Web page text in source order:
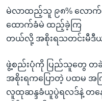
ပင်မ
စာမျက်နှာ
သို့
ကျော်
ကြည့်
ရုပ်ရှင်ထဲက အင်္ဂလိပ်စာ
သုတပဒေသာ အင်္ဂလိပ်စာ
ရေဒီယို/တီဗွီအစီအစဉ်
Learning English
ဗွီအိုအေ လူမှုကွန်ယက်များ
မဲလာထည့်သူ ၉၈% လောက်ရှိ
ထောက်ခံမဲ ထည့်ခဲ့ကြ
တယ်လို့ အစိုးရသတင်းမီဒီယ
ဖွဲ့စည်းပုံကို ပြည်သူတွေ
အစိုးရကပြောတဲ့ ပထမ အ
လူထုဆန္ဒခံယူပွဲရလဒ်နဲ့ တ